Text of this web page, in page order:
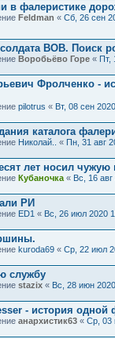
в фалеристике
Feldman « Сб, 26 сен
ВОВ. Поиск
Воробьёво Горе « Пт,
Фролченко -
pilotrus « Вт, 08 сен
каталога
Николай.. « Пн, 31 авг
лет носил чужую
Кубаночка « Вс, 16
РИ
ED1 « Вс, 26 июл 2020
kuroda69 « Ср, 22 июл
службу
stazix « Вс, 28 июн
- история одной
анархистик63 « Ср, 03